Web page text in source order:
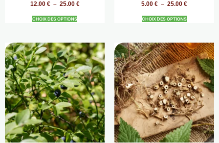
12.00 € – 25.00 €
CHOIX DES OPTIONS
5.00 € – 25.00 €
CHOIX DES OPTIONS